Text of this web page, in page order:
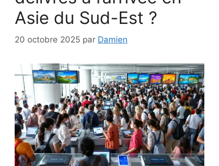
Asie du Sud-Est ?
20 octobre 2025 par Damien